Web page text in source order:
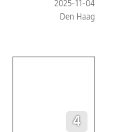
2025-11-04
Den Haag
4